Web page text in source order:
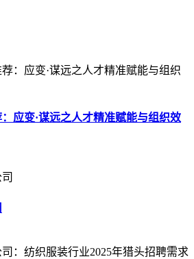
应变·谋远之人才精准赋能与组织效